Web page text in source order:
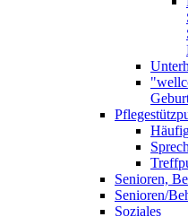
Senioren,
Senioren/
Soziales